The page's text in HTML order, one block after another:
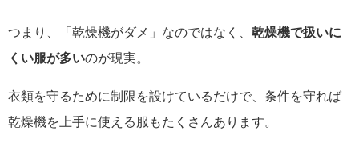
つまり、「乾燥機がダメ」なのではなく、 乾燥機で扱いに
くい服が多いのが現実。
衣類を守るために制限を設けているだけで、条件を守れば
乾燥機を上手に使える服もたくさんあります。